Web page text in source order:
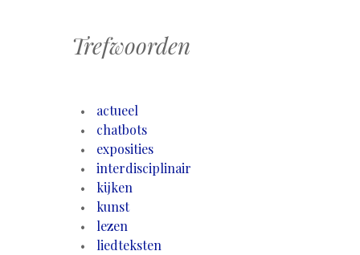
Trefwoorden
actueel
chatbots
exposities
interdisciplinair
kijken
kunst
lezen
liedteksten